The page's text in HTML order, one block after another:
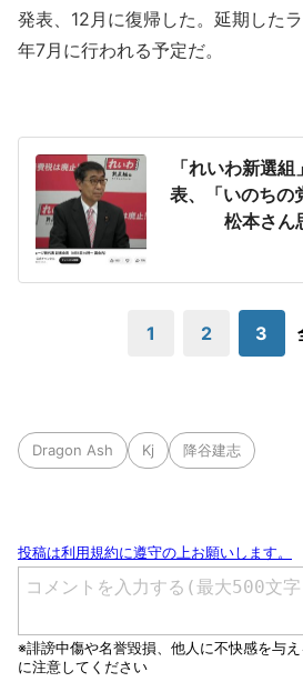
発表、12月に復帰した。延期した
年7月に行われる予定だ。
「れいわ新選
表、「いのちの
松本さん
1 2 3
Dragon Ash Kj 降谷建志